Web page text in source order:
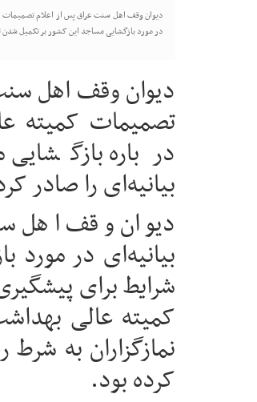
دیوان وقف اهل سنت عراق پس از اعلام تصمیمات
در مورد بازگشایی مساجد این کشور بر تکمیل
دیوان وقف اهل
تصمیمات کمیته
درباره
بیانیه‌ای را صادر
دیوان وقف اهل
بیانیه‌ای در
شرایط برای
کمیته عالی
نمازگزاران به
کرده بود.